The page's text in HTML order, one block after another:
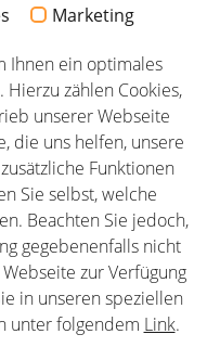
Marketing
Ihnen ein optimales
zählen Cookies,
unserer Webseite
die uns helfen, unsere
Funktionen
Sie selbst, welche
Beachten Sie jedoch,
gegebenenfalls nicht
zur Verfügung
in unseren speziellen
unter folgendem Link.